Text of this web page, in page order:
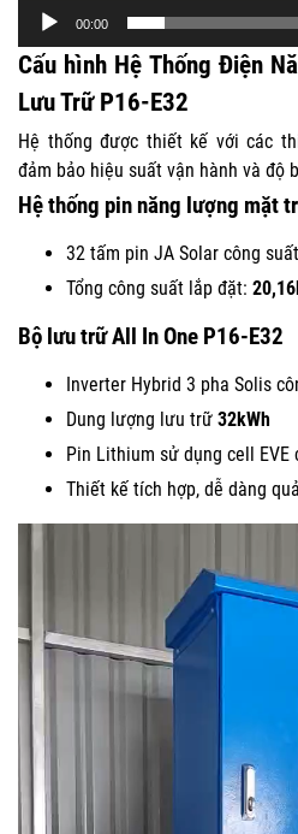
00:00
Cấu hình Hệ Thống Điện
Lưu Trữ P16-E32
Hệ thống được thiết kế với các
đảm bảo hiệu suất vận hành và độ
Hệ thống pin năng lượng mặt
32 tấm pin JA Solar công
Tổng công suất lắp đặt:
Bộ lưu trữ All In One P16-E32
Inverter Hybrid 3 pha Solis
Dung lượng lưu trữ 32kWh
Pin Lithium sử dụng cell EVE
Thiết kế tích hợp, dễ dàng